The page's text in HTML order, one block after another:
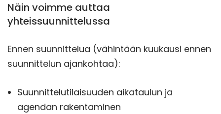
Näin voimme auttaa
yhteissuunnittelussa
Ennen suunnittelua (vähintään kuukausi ennen
suunnittelun ajankohtaa):
Suunnittelutilaisuuden aikataulun ja
agendan rakentaminen